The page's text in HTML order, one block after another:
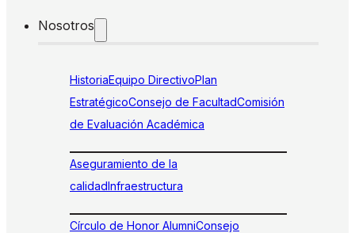
Nosotros
HistoriaEquipo DirectivoPlan
EstratégicoConsejo de FacultadComisión
de Evaluación Académica
Aseguramiento de la
calidadInfraestructura
Círculo de Honor AlumniConsejo